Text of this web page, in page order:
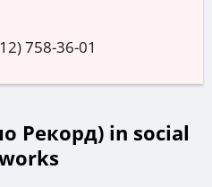
758-36-01
Рекорд) in social